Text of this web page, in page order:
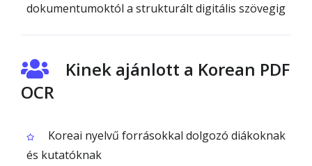
dokumentumoktól a strukturált digitális szövegig
Kinek ajánlott a Korean PDF
OCR
Koreai nyelvű forrásokkal dolgozó diákoknak
és kutatóknak